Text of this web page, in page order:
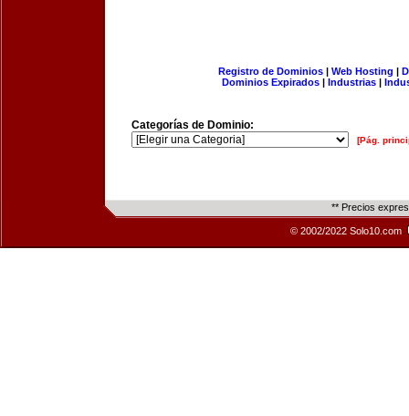
Registro de Dominios| Web Hosting |
Dominios Expirados | Industrias |
Categorías de Dominio:
[Pág.
** Precios
© 2002/2022 Solo10.com